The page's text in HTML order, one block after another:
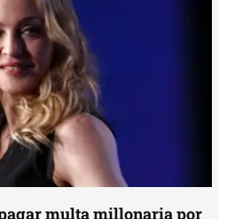
multa millonaria por